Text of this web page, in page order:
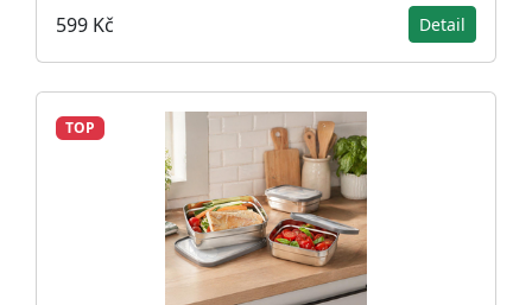
599 Kč Detail
TOP